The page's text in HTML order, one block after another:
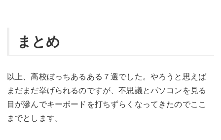
まとめ
以上、高校ぼっちあるある７選でした。やろうと思えば
まだまだ挙げられるのですが、不思議とパソコンを見る
目が滲んでキーボードを打ちずらくなってきたのでここ
までとします。